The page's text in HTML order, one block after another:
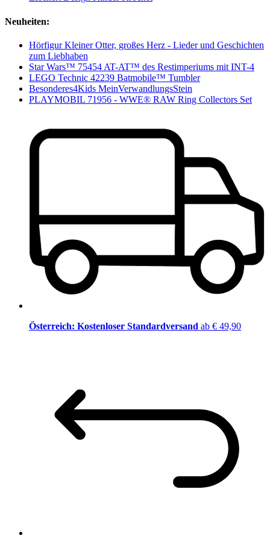
Neuheiten:
Hörfigur Kleiner Otter, großes Herz - Lieder und Geschichten
zum Liebhaben
Star Wars™ 75454 AT-AT™ des Restimperiums mit INT-4
LEGO Technic 42239 Batmobile™ Tumbler
Besonderes4Kids MeinVerwandlungsStein
PLAYMOBIL 71956 - WWE® RAW Ring Collectors Set
Österreich: Kostenloser Standardversand ab € 49,90